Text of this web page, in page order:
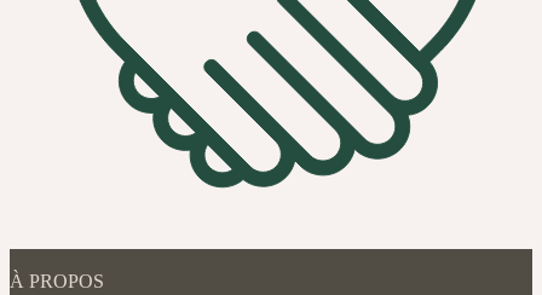
À PROPOS